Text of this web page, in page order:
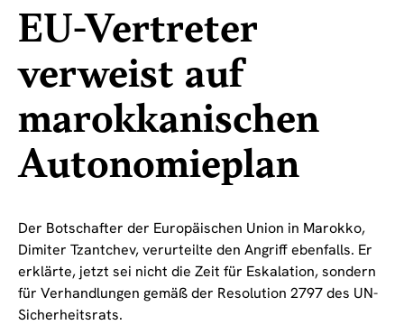
EU-Vertreter
verweist auf
marokkanischen
Autonomieplan
Der Botschafter der Europäischen Union in Marokko,
Dimiter Tzantchev, verurteilte den Angriff ebenfalls. Er
erklärte, jetzt sei nicht die Zeit für Eskalation, sondern
für Verhandlungen gemäß der Resolution 2797 des UN-
Sicherheitsrats.